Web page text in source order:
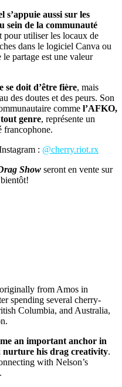
s’appuie aussi sur les
sein de la communauté
pour utiliser les locaux de
dans le logiciel Canva ou
partage est une valeur
se doit d’être fière, mais
des doutes et des peurs. Son
comme l’AFKO,
genre, représente un
francophone.
: @cherry.riot.rx
Show seront en vente sur
from Amos in
spending several cherry-
Columbia, and Australia,
an important anchor in
nurture his drag creativity.
with Nelson’s